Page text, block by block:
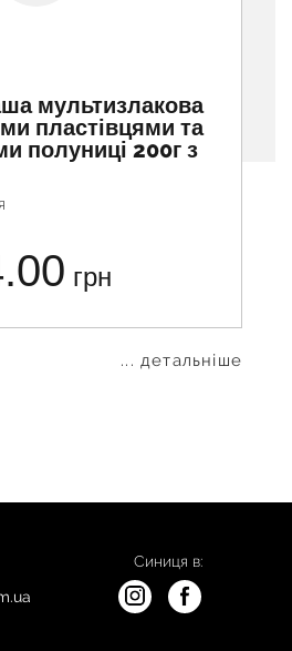
мультизлакова
пластівцями та
полуниці 200г з
грн
... детальніше
Синиця в: